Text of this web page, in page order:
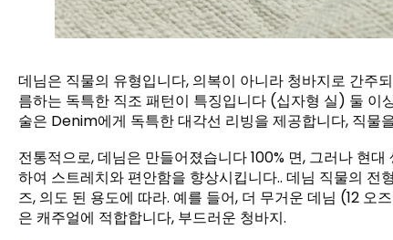
데님은 직물의 유형입니다, 의복이 아니라 청바지로 간주
름하는 독특한 직조 패턴이 특징입니다 (십자형 실) 둘
술은 Denim에게 독특한 대각선 리빙을 제공합니다, 직물
전통적으로, 데님은 만들어졌습니다 100% 면, 그러나 현
하여 스트레치와 편안함을 향상시킵니다.. 데님 직물의
즈, 의도 된 용도에 따라. 예를 들어, 더 무거운 데님 (12
은 캐주얼에 적합합니다, 부드러운 청바지.